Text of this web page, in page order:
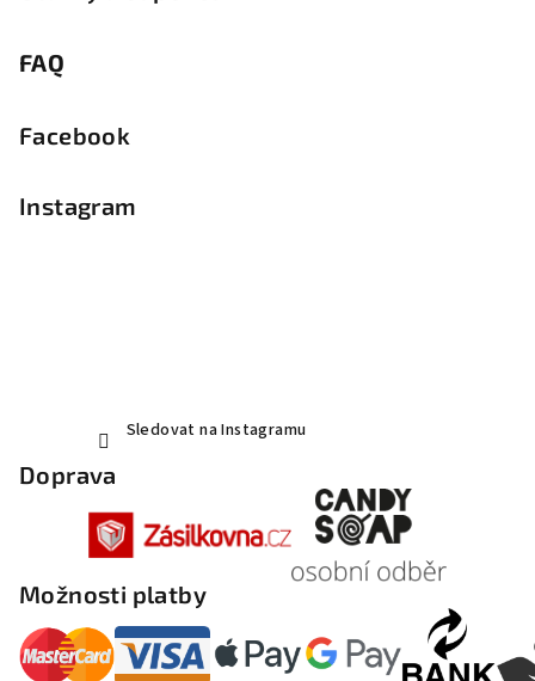
FAQ
Facebook
Instagram
Sledovat na Instagramu
Doprava
Možnosti platby